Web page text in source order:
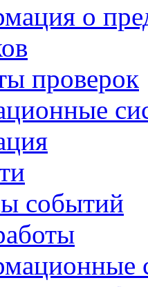
о
проверок
событий